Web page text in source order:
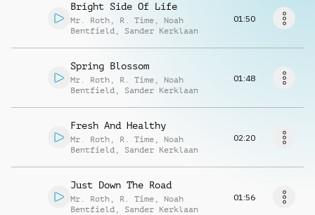
Bright Side Of Life
Mr. Roth , R. Time , Noah
Bentfield , Sander Kerklaan
01:50
Spring Blossom
Mr. Roth , R. Time , Noah
Bentfield , Sander Kerklaan
01:48
Fresh And Healthy
Mr. Roth , R. Time , Noah
Bentfield , Sander Kerklaan
02:20
Just Down The Road
Mr. Roth , R. Time , Noah
Bentfield , Sander Kerklaan
01:56